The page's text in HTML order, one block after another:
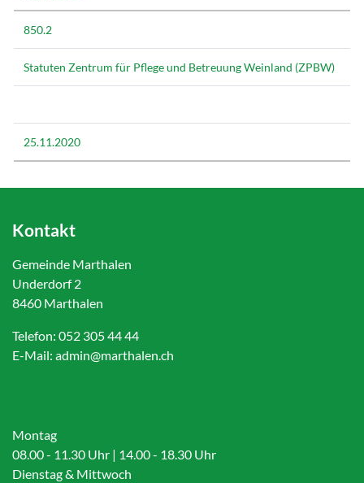
850.2
Statuten Zentrum für Pflege und Betreuung Weinland (ZPBW)
25.11.2020
Kontakt
Gemeinde Marthalen
Underdorf 2
8460 Marthalen
Telefon: 052 305 44 44
E-Mail: admin@marthalen.ch
Montag
08.00 - 11.30 Uhr | 14.00 - 18.30 Uhr
Dienstag & Mittwoch